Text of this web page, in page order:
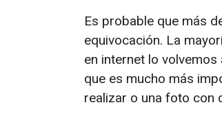
Es probable que más
equivocación. La
en internet lo
que es mucho más
realizar o una foto con